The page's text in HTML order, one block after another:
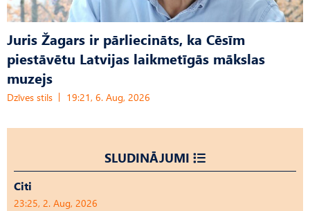
Juris Žagars ir pārliecināts, ka Cēsīm
piestāvētu Latvijas laikmetīgās mākslas
muzejs
Dzīves stils 19:21, 6. Aug, 2026
SLUDINĀJUMI
Citi
23:25, 2. Aug, 2026